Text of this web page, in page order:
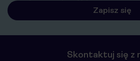
Zapisz się
Skontaktuj się z